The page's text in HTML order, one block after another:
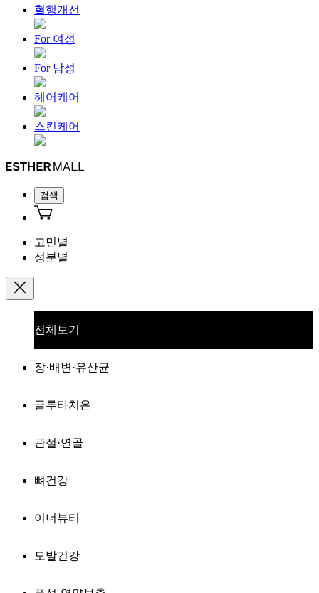
혈행개선
For 여성
For 남성
헤어케어
스킨케어
검색
고민별
성분별
전체보기
장·배변·유산균
글루타치온
관절·연골
뼈건강
이너뷰티
모발건강